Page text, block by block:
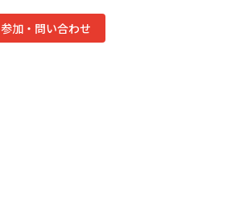
参加・問い合わせ